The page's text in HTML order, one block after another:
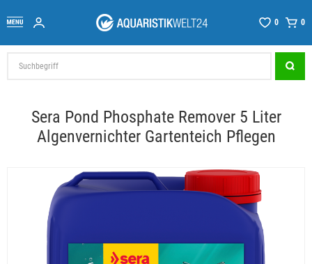
0 0
Sera Pond Phosphate Remover 5 Liter
Algenvernichter Gartenteich Pflegen